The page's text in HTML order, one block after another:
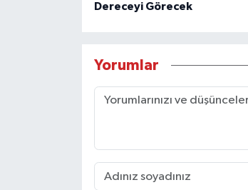
Dereceyi Görecek
Yorumlar